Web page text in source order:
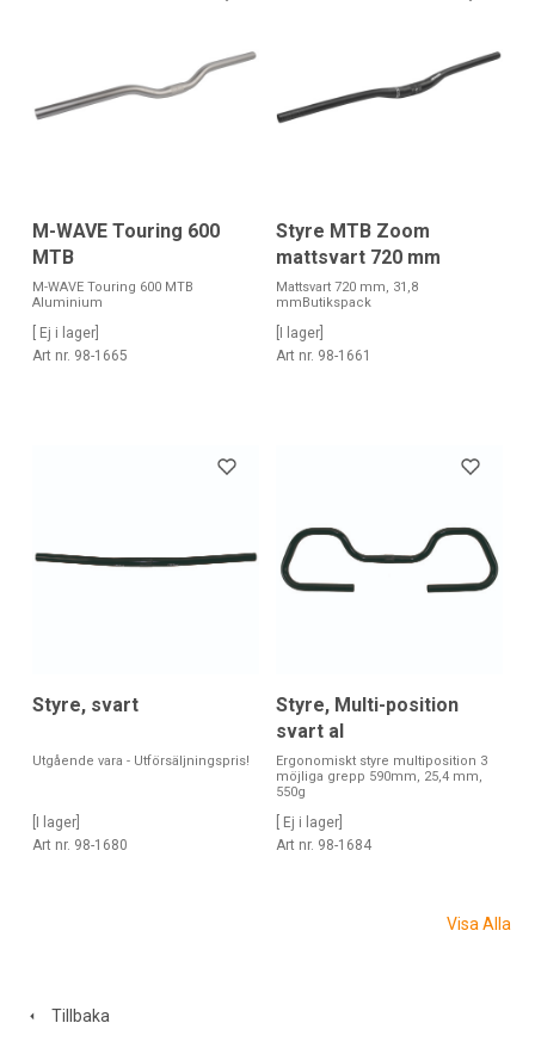
M-WAVE Touring 600
MTB
M-WAVE Touring 600 MTB
Aluminium
[ Ej i lager]
Art nr. 98-1665
Styre MTB Zoom
mattsvart 720 mm
Mattsvart 720 mm, 31,8
mmButikspack
[I lager]
Art nr. 98-1661
Styre, svart
Utgående vara - Utförsäljningspris!
[I lager]
Art nr. 98-1680
Styre, Multi-position
svart al
Ergonomiskt styre multiposition 3
möjliga grepp 590mm, 25,4 mm,
550g
[ Ej i lager]
Art nr. 98-1684
Visa Alla
Tillbaka